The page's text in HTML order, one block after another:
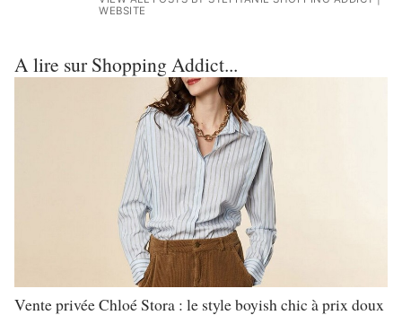
WEBSITE
A lire sur Shopping Addict...
Vente privée Chloé Stora : le style boyish chic à prix doux